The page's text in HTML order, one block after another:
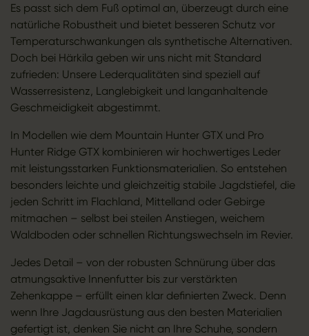
Es passt sich dem Fuß optimal an, überzeugt durch eine
natürliche Robustheit und bietet besseren Schutz vor
Temperaturschwankungen als synthetische Alternativen.
Doch bei Härkila geben wir uns nicht mit Standard
zufrieden: Unsere Lederqualitäten sind speziell auf
Wasserresistenz, Langlebigkeit und langanhaltende
Geschmeidigkeit abgestimmt.
In Modellen wie dem Mountain Hunter GTX und Pro
Hunter Ridge GTX kombinieren wir hochwertiges Leder
mit leistungsstarken Funktionsmaterialien. So entstehen
besonders leichte und gleichzeitig stabile Jagdstiefel, die
jeden Schritt im Flachland, Mittelland oder Gebirge
mitmachen – selbst bei steilen Anstiegen, weichem
Waldboden oder schnellen Richtungswechseln im Revier.
Jedes Detail – von der robusten Schnürung über das
atmungsaktive Innenfutter bis zur verstärkten
Zehenkappe – erfüllt einen klar definierten Zweck. Denn
wenn Ihre Jagdausrüstung aus den besten Materialien
gefertigt ist, denken Sie nicht an Ihre Schuhe, sondern